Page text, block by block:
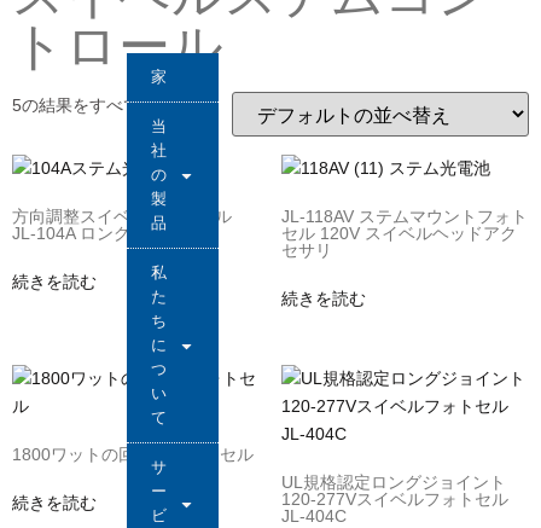
家
当
社
の
製
品
私
た
ち
に
つ
い
て
サ
ー
ビ
トロール
5の結果をすべて表示
方向調整スイベルフォトセル
JL-104A ロングジョイント
続きを読む
JL-118AV ステムマウントフォト
セル 120V スイベルヘッドアク
セサリ
続きを読む
1800ワットの回転式フォトセル
続きを読む
UL規格認定ロングジョイント
120-277Vスイベルフォトセル
JL-404C